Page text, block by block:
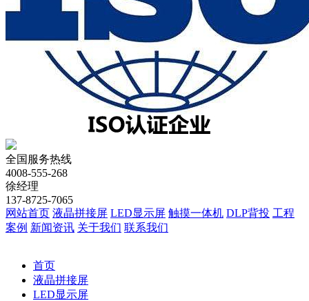
全国服务热线
4008-555-268
徐经理
137-8725-7065
网站首页 液晶拼接屏 LED显示屏 触摸一体机 DLP背投 工程
案例 新闻资讯 关于我们 联系我们
首页
液晶拼接屏
LED显示屏